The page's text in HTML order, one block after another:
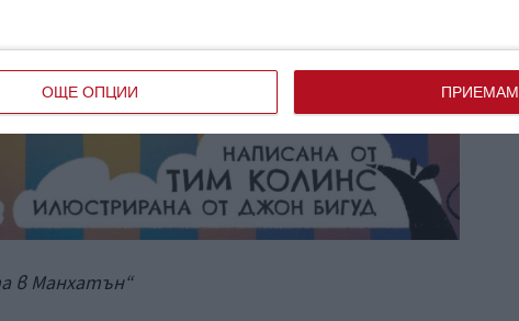
ОЩЕ ОПЦИИ ПРИЕМАМ
в Манхатън“